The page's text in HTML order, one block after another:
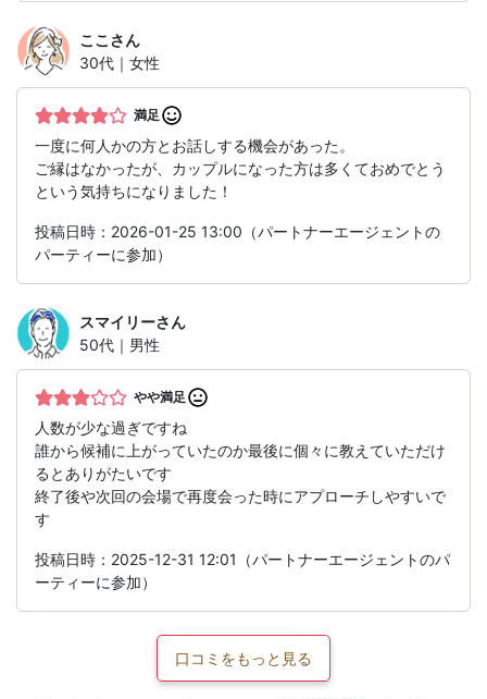
ここ さん
30代｜女性
満足
一度に何人かの方とお話しする機会があった。
ご縁はなかったが、カップルになった方は多くておめでとう
という気持ちになりました！
投稿日時：2026-01-25 13:00（パートナーエージェントの
パーティーに参加）
スマイリーさん
50代｜男性
やや満足
人数が少な過ぎですね
誰から候補に上がっていたのか最後に個々に教えていただけ
るとありがたいです
終了後や次回の会場で再度会った時にアプローチしやすいで
す
投稿日時：2025-12-31 12:01（パートナーエージェントのパ
ーティーに参加）
口コミをもっと見る